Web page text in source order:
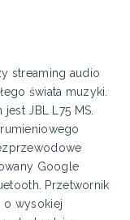
streaming audio
świata muzyki.
JBL L75 MS.
Google
Przetwornik
o wysokiej